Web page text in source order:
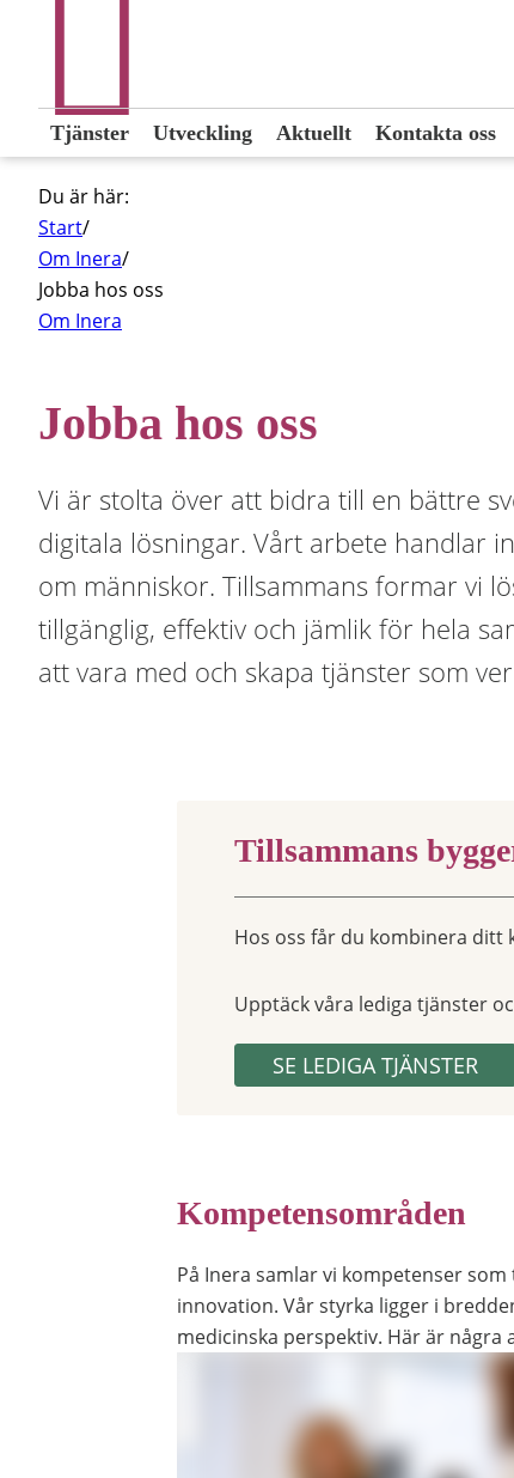
Tjänster Utveckling Aktuellt Kontakta oss
Du är här:
Start/
Om Inera/
Jobba hos oss
Om Inera
Jobba hos oss
Vi är stolta över att bidra till en bättre
digitala lösningar. Vårt arbete handlar
om människor. Tillsammans formar vi
tillgänglig, effektiv och jämlik för hela
att vara med och skapa tjänster som
Tillsammans
Hos oss får du kombinera ditt
Upptäck våra lediga tjänster
SE LEDIGA TJÄNSTER
Kompetensområden
På Inera samlar vi kompetenser
innovation. Vår styrka ligger i
medicinska perspektiv. Här är